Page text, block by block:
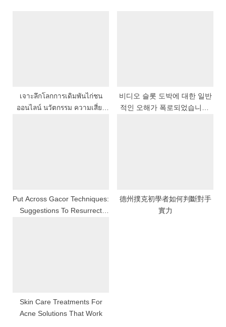
:เจาะลึกโลกการเดิมพันไก่ชน
ออนไลน์ นวัตกรรม ความเสี่ยง
비디오 슬롯 도박에 대한 일반
적인 오해가 폭로되었습니다:
Put Across Gacor Techniques:
Suggestions To Resurrect
德州撲克初學者如何判斷對手
實力
Skin Care Treatments For
Acne Solutions That Work